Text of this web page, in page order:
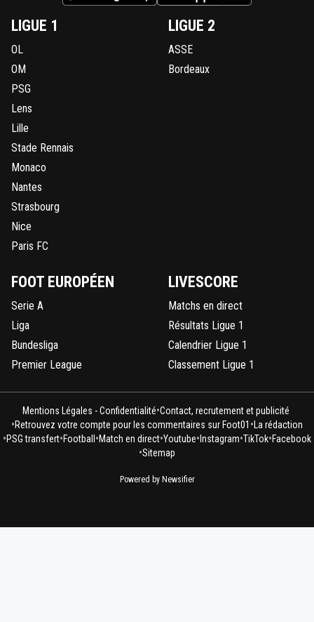
LIGUE 1
OL
OM
PSG
Lens
Lille
Stade Rennais
Monaco
Nantes
Strasbourg
Nice
Paris FC
LIGUE 2
ASSE
Bordeaux
FOOT EUROPÉEN
Serie A
Liga
Bundesliga
Premier League
LIVESCORE
Matchs en direct
Résultats Ligue 1
Calendrier Ligue 1
Classement Ligue 1
Mentions Légales - Confidentialité•Contact, recrutement et publicité
•Retrouvez votre compte pour les commentaires sur Foot01 •La rédaction
•PSG transfert•Football •Match en direct•Youtube• Instagram•TikTok•Facebook
•Sitemap
Powered by Newsifier